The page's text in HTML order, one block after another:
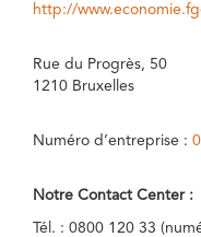
http://
Rue du Progrès, 50
1210 Bruxelles
Numéro d’entreprise :
Notre Contact Center :
Tél. : 0800 120 33